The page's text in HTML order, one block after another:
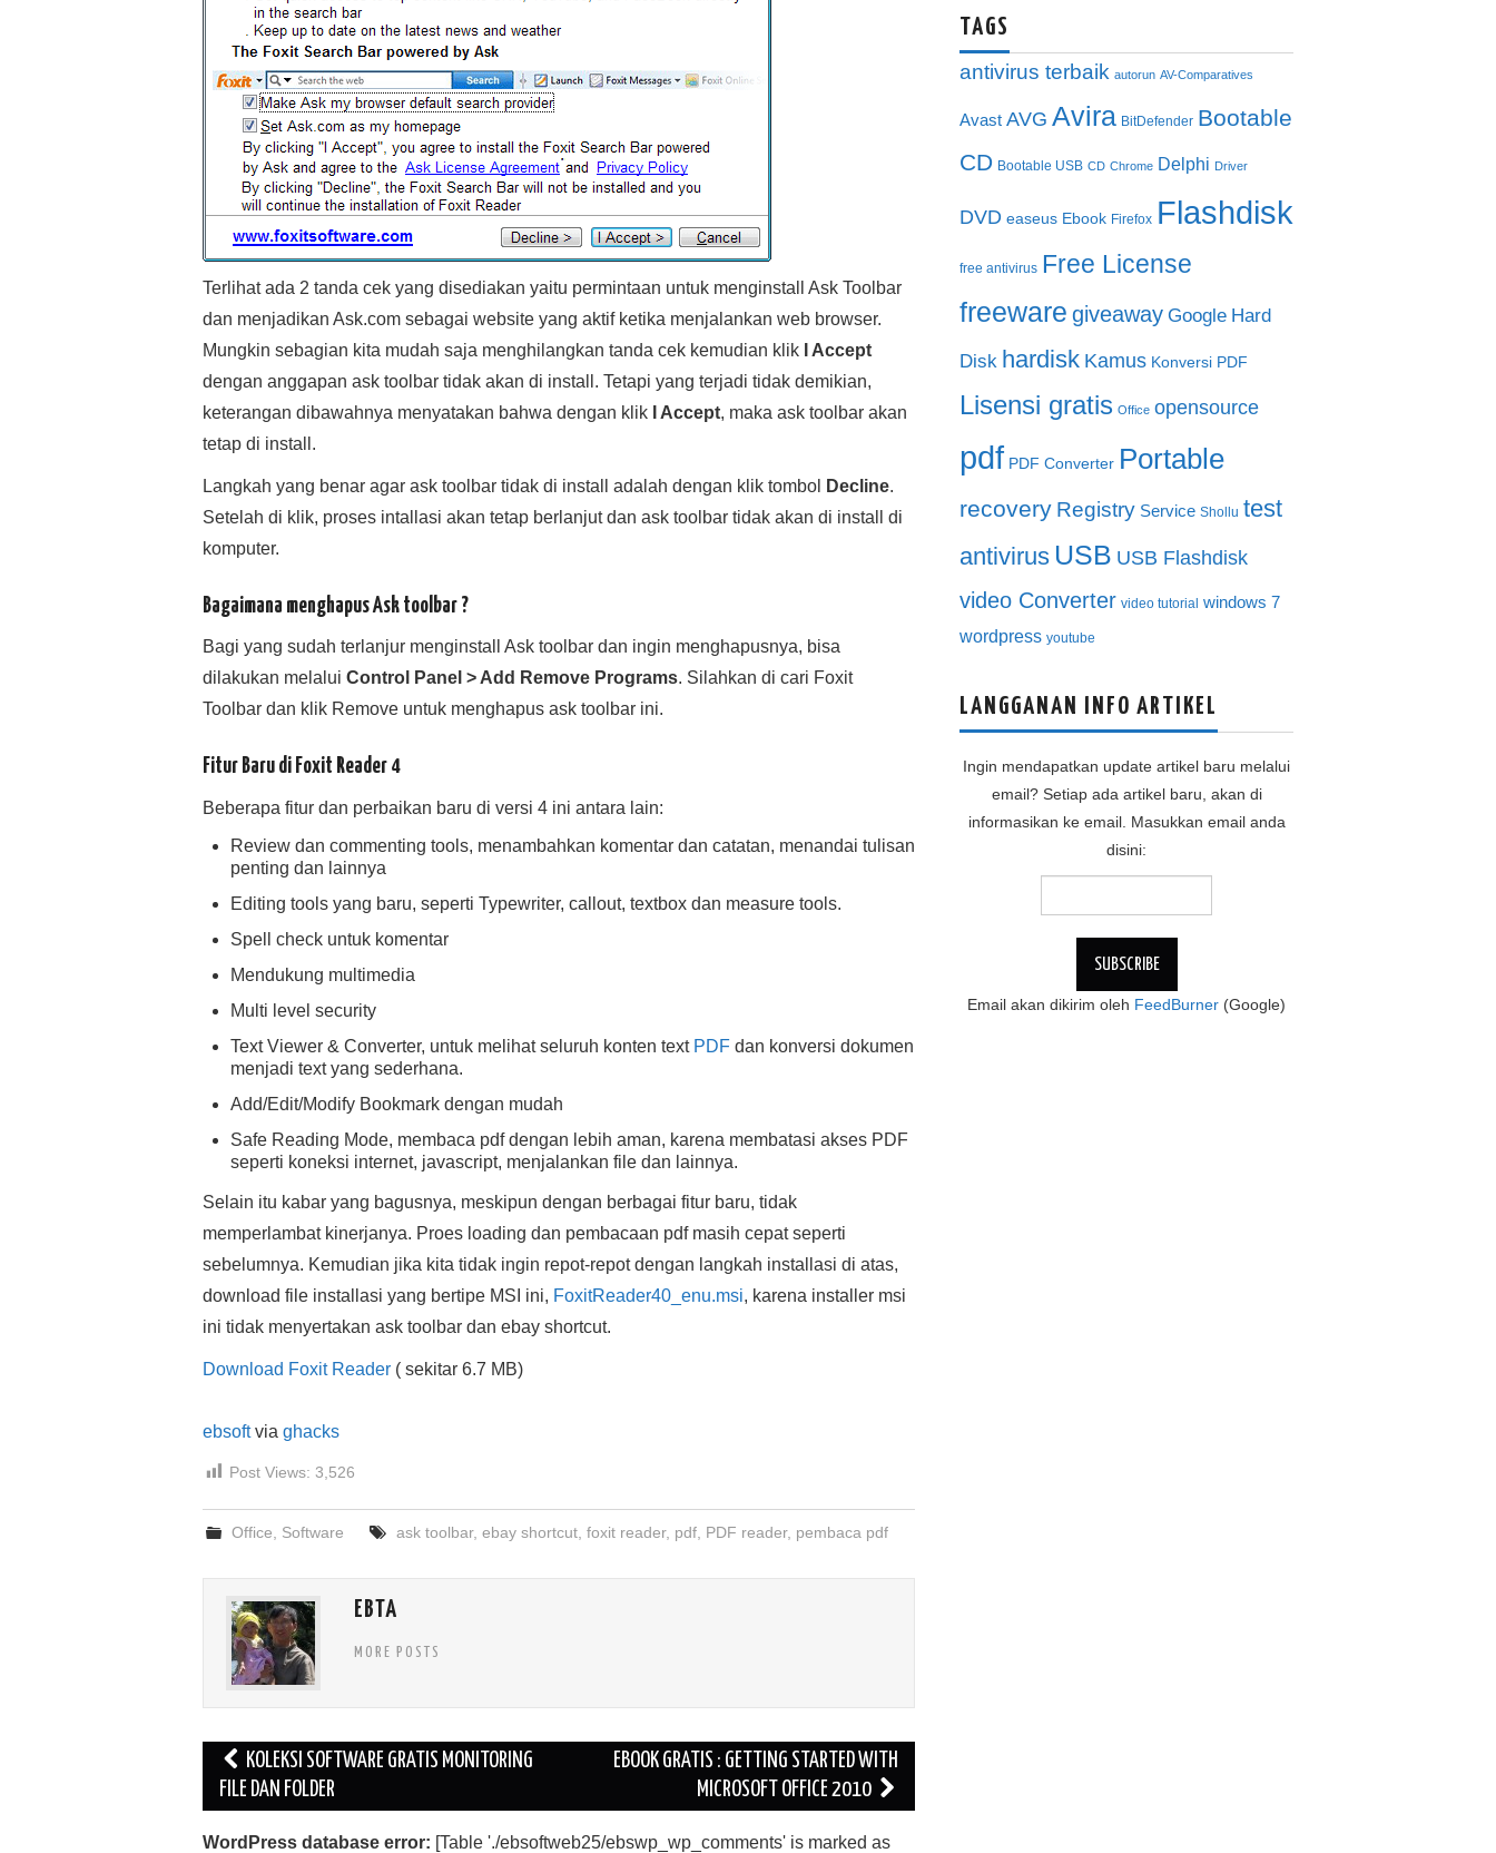
Terlihat ada 2 tanda cek yang disediakan yaitu permintaan untuk menginstall Ask Toolbar
dan menjadikan Ask.com sebagai website yang aktif ketika menjalankan web browser.
Mungkin sebagian kita mudah saja menghilangkan tanda cek kemudian klik
I Accept
dengan anggapan ask toolbar tidak akan di install. Tetapi yang terjadi tidak demikian,
keterangan dibawahnya menyatakan bahwa dengan klik
I Accept, maka ask toolbar akan
tetap di install.
Langkah yang benar agar ask toolbar tidak di install adalah dengan klik tombol Decline.
Setelah di klik, proses intallasi akan tetap berlanjut dan ask toolbar tidak akan di install di
komputer.
Bagaimana menghapus Ask toolbar ?
Bagi yang sudah terlanjur menginstall Ask toolbar dan ingin menghapusnya, bisa
dilakukan melalui Control Panel > Add Remove Programs. Silahkan di cari Foxit
Toolbar dan klik Remove untuk menghapus ask toolbar ini.
Fitur Baru di Foxit Reader 4
Beberapa fitur dan perbaikan baru di versi 4 ini antara lain:
Review dan commenting tools, menambahkan komentar dan catatan, menandai tulisan
penting dan lainnya
Editing tools yang baru, seperti Typewriter, callout, textbox dan measure tools.
Spell check untuk komentar
Mendukung multimedia
Multi level security
Text Viewer & Converter, untuk melihat seluruh konten text PDF dan konversi dokumen
menjadi text yang sederhana.
Add/Edit/Modify Bookmark dengan mudah
Safe Reading Mode, membaca pdf dengan lebih aman, karena membatasi akses PDF
seperti koneksi internet, javascript, menjalankan file dan lainnya.
Selain itu kabar yang bagusnya, meskipun dengan berbagai fitur baru, tidak
memperlambat kinerjanya. Proes loading dan pembacaan pdf masih cepat seperti
sebelumnya. Kemudian jika kita tidak ingin repot-repot dengan langkah installasi di atas,
download file installasi yang bertipe MSI ini, FoxitReader40_enu.msi, karena installer msi
ini tidak menyertakan ask toolbar dan ebay shortcut.
Download Foxit Reader ( sekitar 6.7 MB)
ebsoftvia ghacks
Post Views: 3,526
Office Software ask toolbar, ebay shortcut, foxit reader, pdf, PDF reader, pembaca pdf
EBTA
MORE POSTS
Post
navigation
KOLEKSI SOFTWARE GRATIS MONITORING
FILE DAN FOLDER
EBOOK GRATIS : GETTING STARTED WITH
MICROSOFT OFFICE 2010
WordPress database error: [Table './ebsoftweb25/ebswp_wp_comments' is marked as
TAGS
antivirus terbaik autorun AV-Comparatives
Avast AVG Avira BitDefender Bootable
CD Bootable USB CD Chrome Delphi Driver
DVD easeus Ebook Firefox Flashdisk
free antivirus Free License
freeware giveaway Google Hard
Disk hardisk Kamus Konversi PDF
Lisensi gratis Office opensource
pdf PDF Converter Portable
recovery Registry Service Shollu test
antivirus USB USB Flashdisk
video Converter video tutorial windows 7
wordpress youtube
LANGGANAN INFO ARTIKEL
Ingin mendapatkan update artikel baru melalui
email? Setiap ada artikel baru, akan di
informasikan ke email. Masukkan email anda
disini:
Email akan dikirim oleh FeedBurner (Google)